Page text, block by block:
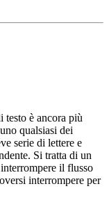
è ancora più
qualsiasi dei
serie di lettere e
Si tratta di un
il flusso
interrompere per